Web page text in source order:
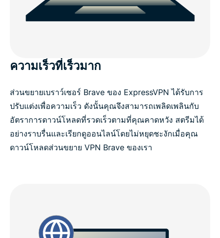
ความเร็วที่เร็วมาก
ส่วนขยายเบราว์เซอร์ Brave ของ ExpressVPN ได้รับการ
ปรับแต่งเพื่อความเร็ว ดังนั้นคุณจึงสามารถเพลิดเพลินกับ
อัตราการดาวน์โหลดที่รวดเร็วตามที่คุณคาดหวัง สตรีมได้
อย่างราบรื่นและเรียกดูออนไลน์โดยไม่หยุดชะงักเมื่อคุณ
ดาวน์โหลดส่วนขยาย VPN Brave ของเรา